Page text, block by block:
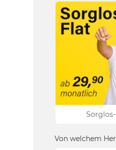
Von welchem